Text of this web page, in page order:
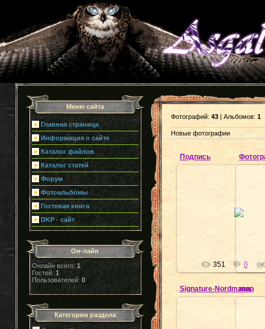
Меню сайта
Главная страница
Информация о сайте
Каталог файлов
Каталог статей
Форум
Фотоальбомы
Гостевая книга
DKP - сайт
Он-лайн
Онлайн всего:1
Гостей: 1
Пользователей: 0
Категории раздела
Фотографий: 43| Альбомов: 1
Новые фотографии
Подпись
351 0
Signature-Nordmann
map